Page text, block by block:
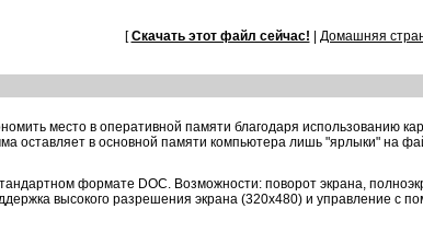
[Скачать этот файл сейчас! Домашняя
место в оперативной памяти благодаря использованию
оставляет в основной памяти компьютера лишь "ярлыки" на
формате DOC. Возможности: поворот экрана,
высокого разрешения экрана (320x480) и управление с